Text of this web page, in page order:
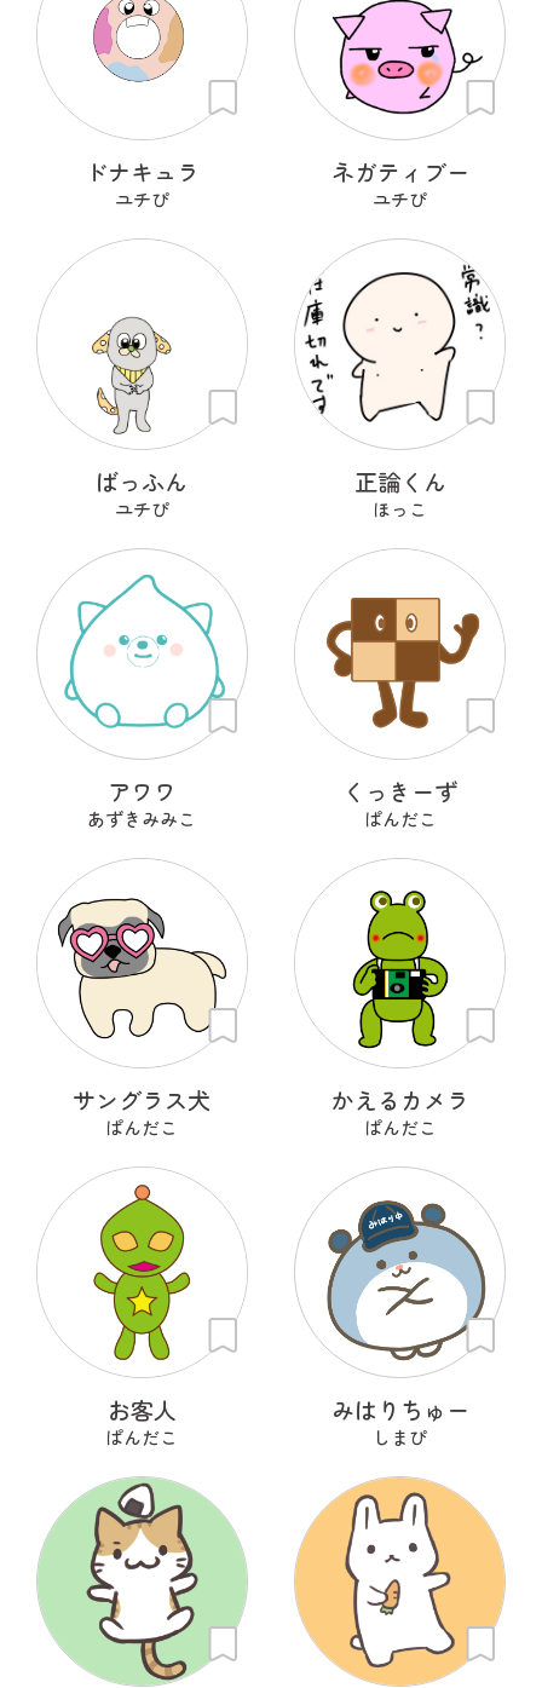
ドナキュラ
ユチぴ
ネガティブー
ユチぴ
ばっふん
ユチぴ
正論くん
ほっこ
アワワ
あずきみみこ
くっきーず
ぱんだこ
サングラス犬
ぱんだこ
かえるカメラ
ぱんだこ
お客人
ぱんだこ
みはりちゅー
しまぴ